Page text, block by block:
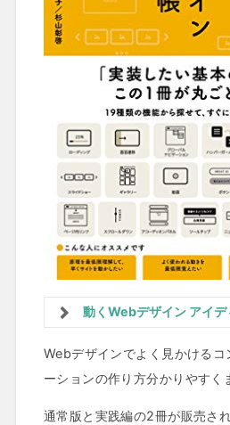
動くWebデザイン アイデ
Webデザインでよく見かけるコ
ーションの作り方分かりやすく
通常版と実践編の2冊が販売さ